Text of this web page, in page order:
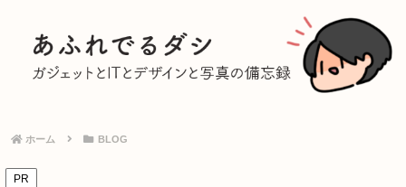
ホーム BLOG
PR